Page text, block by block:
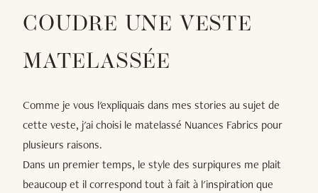
COUDRE UNE VESTE
MATELASSÉE
Comme je vous l'expliquais dans mes stories au sujet de
cette veste, j'ai choisi le matelassé Nuances Fabrics pour
plusieurs raisons.
Dans un premier temps, le style des surpiqures me plait
beaucoup et il correspond tout à fait à l'inspiration que